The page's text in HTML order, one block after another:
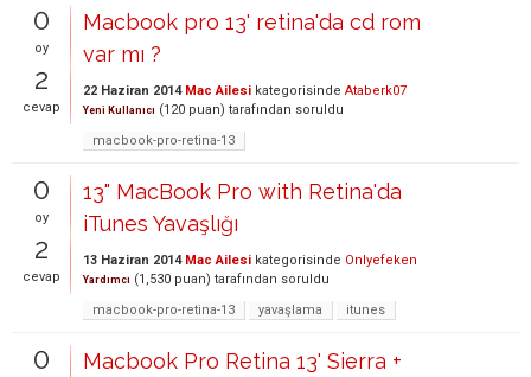
0
oy
2
cevap
Macbook pro 13' retina'da cd rom
var mı ?
22 Haziran 2014 Mac Ailesi kategorisinde Ataberk07
Yeni Kullanıcı (120 puan) tarafından soruldu
macbook-pro-retina-13
0
oy
2
cevap
13" MacBook Pro with Retina'da
iTunes Yavaşlığı
13 Haziran 2014 Mac Ailesi kategorisinde Onlyefeken
Yardımcı (1,530 puan) tarafından soruldu
macbook-pro-retina-13
yavaşlama itunes
0
Macbook Pro Retina 13' Sierra +